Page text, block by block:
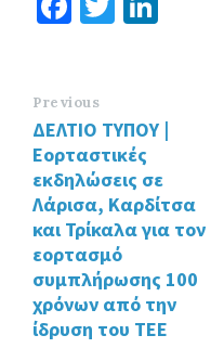
o
o
k
dI
n
Previous
ΔΕΛΤΙΟ ΤΥΠΟΥ |
Εορταστικές
εκδηλώσεις σε
Λάρισα, Καρδίτσα
και Τρίκαλα για τον
εορτασμό
συμπλήρωσης 100
χρόνων από την
ίδρυση του ΤΕΕ